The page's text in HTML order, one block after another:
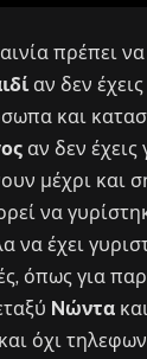
πρέπει
αν δεν
και
αν δεν έχεις
μέχρι και
να
να έχει
όπως για
Nώντα και
και όχι